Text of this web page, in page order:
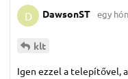
D DawsonST egy
klt
Igen ezzel a telepítővel,